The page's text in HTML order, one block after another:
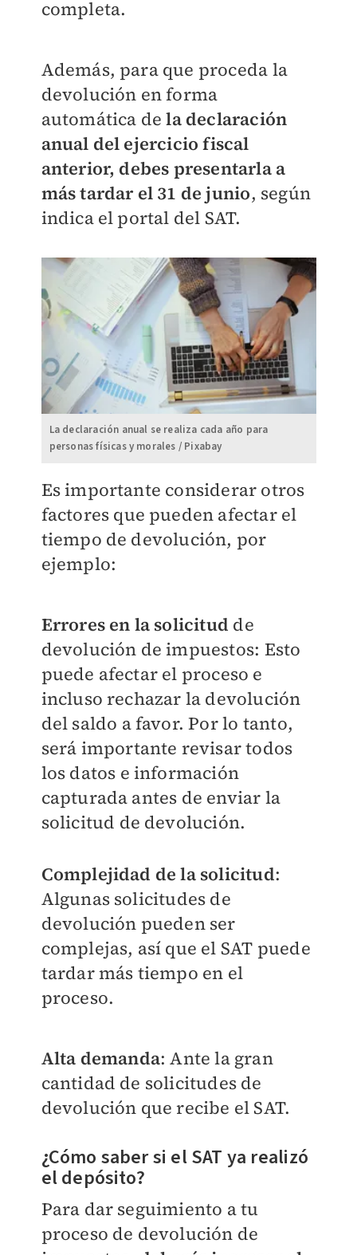
completa.
Además, para que proceda la
devolución en forma
automática dela declaración
anual del ejercicio fiscal
anterior, debes presentarla a
más tardar el 31 de junio, según
indica el portal del SAT.
La declaración anual se realiza cada año para
personas físicas y morales / Pixabay
Es importante considerar otros
factores que pueden afectar el
tiempo de devolución, por
ejemplo:
Errores en la solicitud de
devolución de impuestos: Esto
puede afectar el proceso e
incluso rechazar la devolución
del saldo a favor. Por lo tanto,
será importante revisar todos
los datos e información
capturada antes de enviar la
solicitud de devolución.
Complejidad de la solicitud:
Algunas solicitudes de
devolución pueden ser
complejas, así que el SAT puede
tardar más tiempo en el
proceso.
Alta demanda: Ante la gran
cantidad de solicitudes de
devolución que recibe el SAT.
¿Cómo saber si el SAT ya realizó
el depósito?
Para dar seguimiento a tu
proceso de devolución de